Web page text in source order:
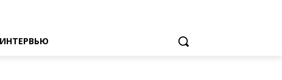
ИНТЕРВЬЮ